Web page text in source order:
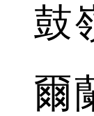
鼓
爾